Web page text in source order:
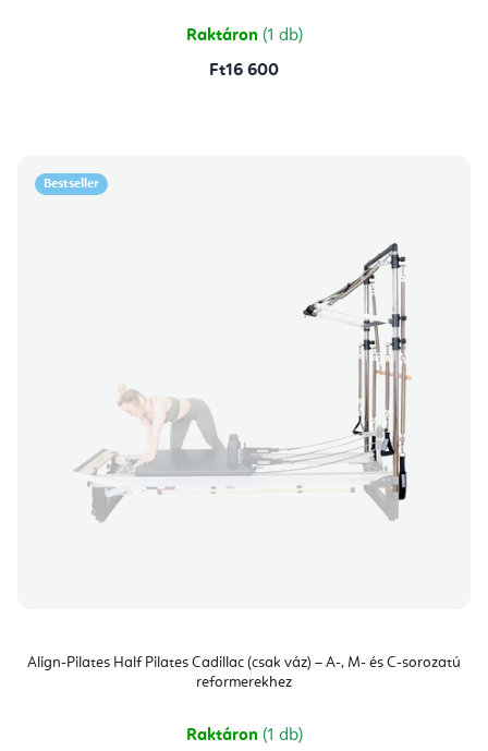
Raktáron (1 db)
Ft16 600
Bestseller
Align-Pilates Half Pilates Cadillac (csak váz) – A-, M- és C-sorozatú
reformerekhez
Raktáron (1 db)